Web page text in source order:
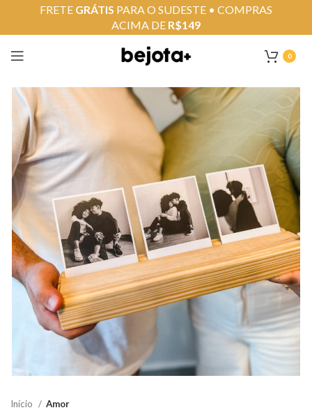
0
Início Amor
FRETE GRÁTIS PARA O SUDESTE • COMPRAS
ACIMA DE R$149